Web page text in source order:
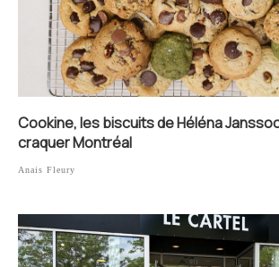
Cookine, les biscuits de Héléna
craquer Montréal
Anais Fleury